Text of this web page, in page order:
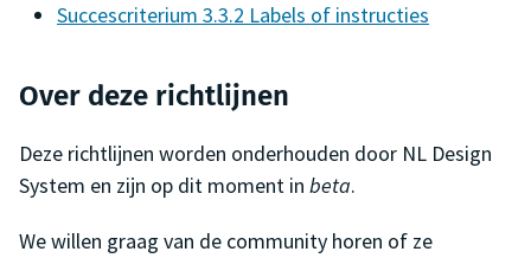
Succescriterium 3.3.2 Labels of instructies
Over deze richtlijnen
Deze richtlijnen worden onderhouden door NL Design
System en zijn op dit moment in beta.
We willen graag van de community horen of ze